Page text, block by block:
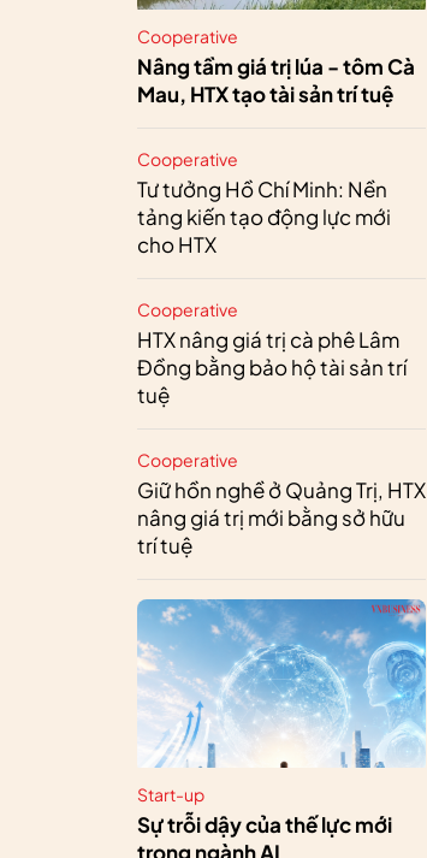
Cooperative
Nâng tầm giá trị lúa - tôm Cà
Mau, HTX tạo tài sản trí tuệ
Cooperative
Tư tưởng Hồ Chí Minh: Nền
tảng kiến tạo động lực mới
cho HTX
Cooperative
HTX nâng giá trị cà phê Lâm
Đồng bằng bảo hộ tài sản trí
tuệ
Cooperative
Giữ hồn nghề ở Quảng Trị, HTX
nâng giá trị mới bằng sở hữu
trí tuệ
Start-up
Sự trỗi dậy của thế lực mới
trong ngành AI